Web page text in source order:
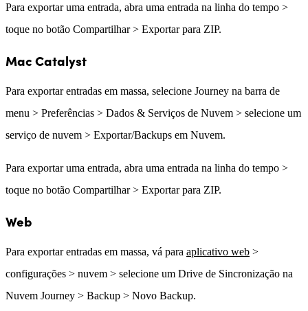
Para exportar uma entrada, abra uma entrada na linha do tempo >
toque no botão Compartilhar > Exportar para ZIP.
Mac Catalyst
Para exportar entradas em massa, selecione Journey na barra de
menu > Preferências > Dados & Serviços de Nuvem > selecione um
serviço de nuvem > Exportar/Backups em Nuvem.
Para exportar uma entrada, abra uma entrada na linha do tempo >
toque no botão Compartilhar > Exportar para ZIP.
Web
Para exportar entradas em massa, vá para aplicativo web >
configurações > nuvem > selecione um Drive de Sincronização na
Nuvem Journey > Backup > Novo Backup.